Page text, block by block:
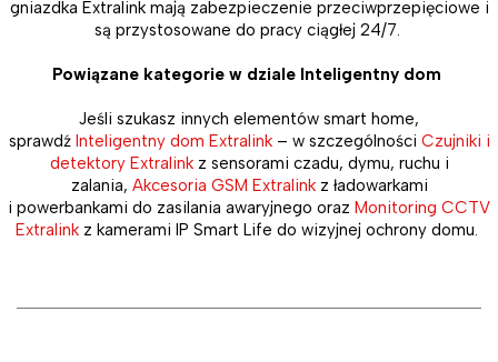
gniazdka Extralink mają zabezpieczenie przeciwprzepięciowe i
są przystosowane do pracy ciągłej 24/7.
Powiązane kategorie w dziale Inteligentny dom
Jeśli szukasz innych elementów smart home,
sprawdź Inteligentny dom Extralink– w szczególności Czujniki i
detektory Extralinkz sensorami czadu, dymu, ruchu i
zalania, Akcesoria GSM Extralinkz ładowarkami
i powerbankami do zasilania awaryjnego oraz Monitoring CCTV
Extralink z kamerami IP Smart Life do wizyjnej ochrony domu.